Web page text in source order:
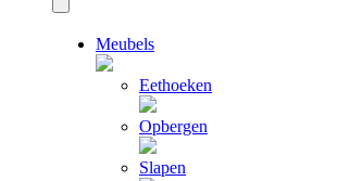
Meubels
Eethoeken
Opbergen
Slapen